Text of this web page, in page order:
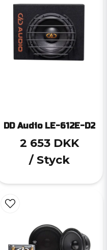
DD Audio LE-612E-D2
2 653 DKK
/ Styck